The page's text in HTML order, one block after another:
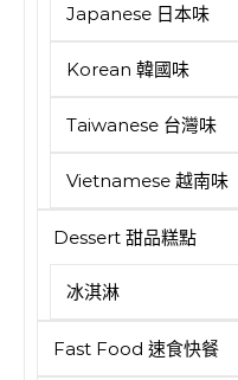
Japanese 日本味
Korean 韓國味
Taiwanese 台灣味
Vietnamese 越南味
Dessert 甜品糕點
冰淇淋
Fast Food 速食快餐